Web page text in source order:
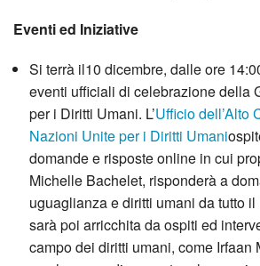
Eventi ed Iniziative
Si terrà il10 dicembre, dalle ore
eventi ufficiali di celebrazione della
per i Diritti Umani. L’Ufficio dell’Alto
Nazioni Unite per i Diritti Umani
domande e risposte online in cui
Michelle Bachelet, risponderà a
uguaglianza e diritti umani da tutto
sarà poi arricchita da ospiti ed
campo dei diritti umani, come Irfaan